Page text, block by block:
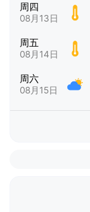
周四
08月13日
周五
08月14日
周六
08月15日